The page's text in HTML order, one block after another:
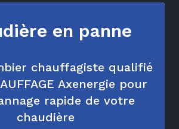
en panne
chauffagiste qualifié
Axenergie pour
rapide de votre
chaudière